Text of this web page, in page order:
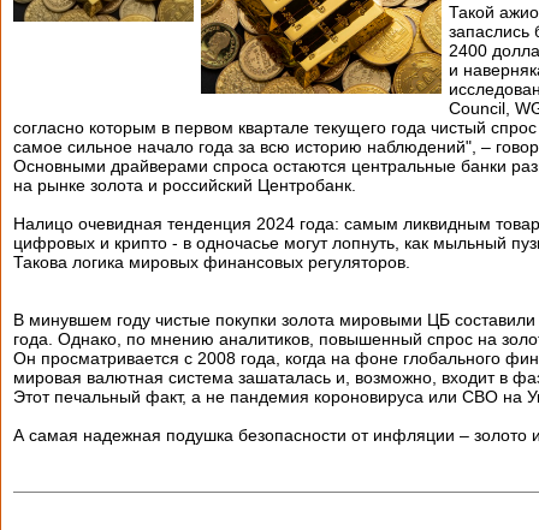
Такой
2400
и
Council,
согласно которым в первом квартале текущего года чистый
самое сильное начало года за всю историю наблюдений", –
Основными драйверами спроса остаются центральные банки
на рынке золота и российский Центробанк.
Налицо очевидная тенденция 2024 года: самым ликвидным
цифровых и крипто - в одночасье могут лопнуть, как мыльный
Такова логика мировых финансовых регуляторов.
В минувшем году чистые покупки золота мировыми ЦБ
года. Однако, по мнению аналитиков, повышенный спрос на
Он просматривается с 2008 года, когда на фоне глобального
мировая валютная система зашаталась и, возможно, входит в
Этот печальный факт, а не пандемия короновируса или СВО на
А самая надежная подушка безопасности от инфляции – золото